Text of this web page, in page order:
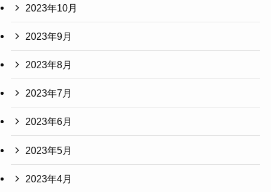
2023年10月
2023年9月
2023年8月
2023年7月
2023年6月
2023年5月
2023年4月